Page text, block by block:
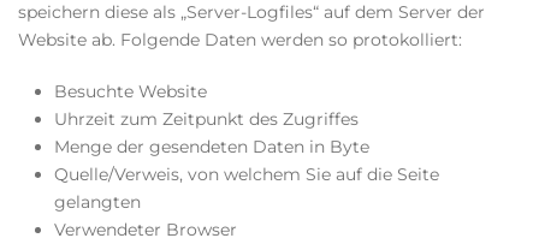
speichern diese als „Server-Logfiles“ auf dem Server der
Website ab. Folgende Daten werden so protokolliert:
Besuchte Website
Uhrzeit zum Zeitpunkt des Zugriffes
Menge der gesendeten Daten in Byte
Quelle/Verweis, von welchem Sie auf die Seite
gelangten
Verwendeter Browser